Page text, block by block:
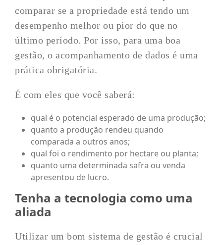
comparar se a propriedade está tendo um
desempenho melhor ou pior do que no
último período. Por isso, para uma boa
gestão, o acompanhamento de dados é uma
prática obrigatória.
É com eles que você saberá:
qual é o potencial esperado de uma produção;
quanto a produção rendeu quando
comparada a outros anos;
qual foi o rendimento por hectare ou planta;
quanto uma determinada safra ou venda
apresentou de lucro.
Tenha a tecnologia como uma
aliada
Utilizar um bom sistema de gestão é crucial